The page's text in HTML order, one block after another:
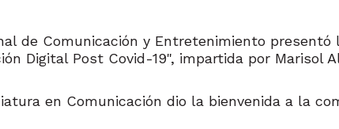
de Comunicación y Entretenimiento presentó
Digital Post Covid-19", impartida por Marisol
en Comunicación dio la bienvenida a la